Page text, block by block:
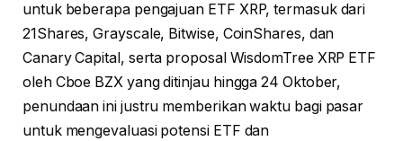
untuk beberapa pengajuan ETF XRP, termasuk dari
21Shares, Grayscale, Bitwise, CoinShares, dan
Canary Capital, serta proposal WisdomTree XRP ETF
oleh Cboe BZX yang ditinjau hingga 24 Oktober,
penundaan ini justru memberikan waktu bagi pasar
untuk mengevaluasi potensi ETF dan